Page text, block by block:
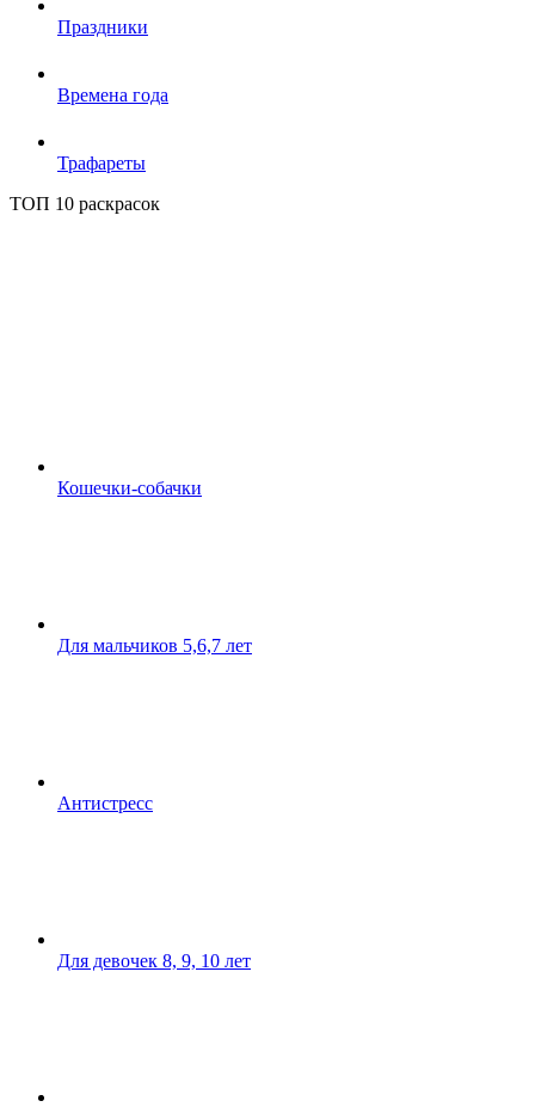
Праздники
Времена года
Трафареты
ТОП 10 раскрасок
Кошечки-собачки
Для мальчиков 5,6,7 лет
Антистресс
Для девочек 8, 9, 10 лет